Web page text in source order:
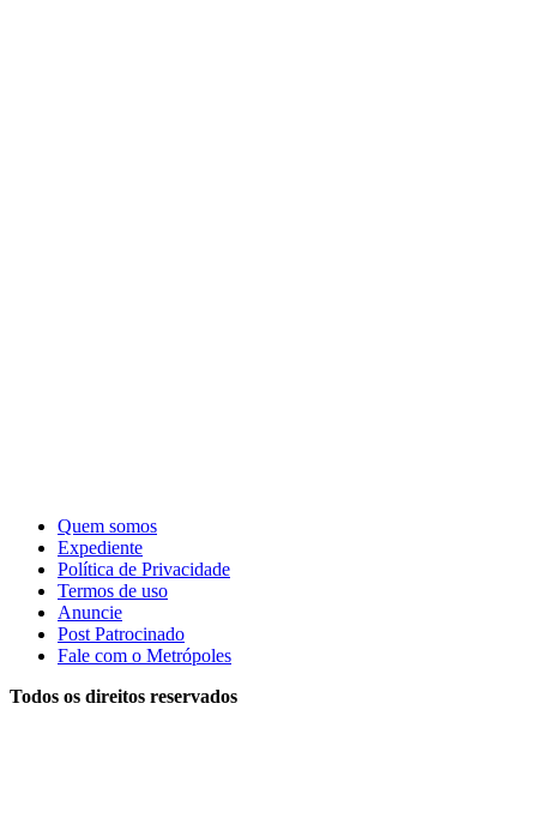
Quem somos
Expediente
Política de Privacidade
Termos de uso
Anuncie
Post Patrocinado
Fale com o Metrópoles
Todos os direitos reservados